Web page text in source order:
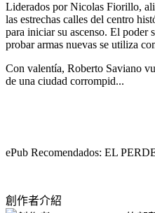
Liderados por Nicolas Fiorillo,
las estrechas calles del centro
para iniciar su ascenso. El poder
probar armas nuevas se utiliza
Con valentía, Roberto Saviano
de una ciudad corrompid...
ePub Recomendados: EL
創作者介紹